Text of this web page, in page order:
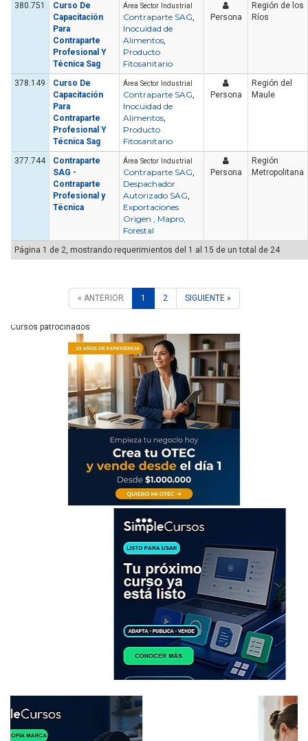
380.751
Curso De
Capacitación
Para
Contraparte
Profesional Y
Técnica Sag
Área Sector Industrial
Contraparte SAG,
Inocuidad de
Alimentos,
Producto
Fitosanitario
Persona
Región de los
Ríos
378.149
Curso De
Capacitación
Para
Contraparte
Profesional Y
Técnica Sag
Área Sector Industrial
Contraparte SAG,
Inocuidad de
Alimentos,
Producto
Fitosanitario
Persona
Región del
Maule
377.744
Contraparte
SAG -
Contraparte
Profesional y
Técnica
Área Sector Industrial
Contraparte SAG,
Despachador
Autorizado SAG,
Exportaciones
Origen , Mapro,
Forestal
Persona
Región
Metropolitana
Página 1 de 2, mostrando requerimientos del 1 al 15 de un total de 24
« ANTERIOR 1 2 SIGUIENTE »
Cursos patrocinados